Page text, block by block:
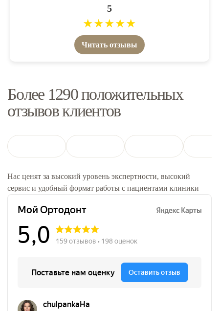
5
★★★★★
Читать отзывы
Более 1290 положительных
отзывов клиентов
Нас ценят за высокий уровень экспертности, высокий
сервис и удобный формат работы с пациентами клиники